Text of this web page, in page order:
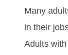
Mаnу
іn thеіr
Adultѕ